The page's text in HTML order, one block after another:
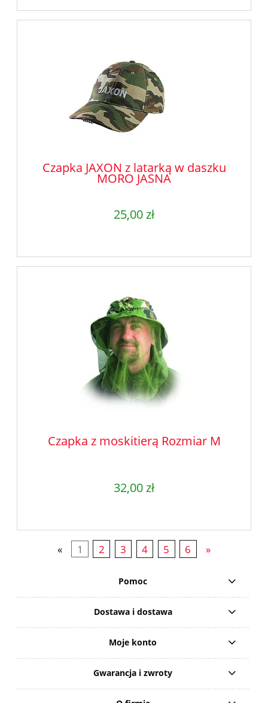
Czapka JAXON z latarką w daszku
MORO JASNA
25,00 zł
Czapka z moskitierą Rozmiar M
32,00 zł
« 1 2 3 4 5 6 »
Pomoc
Dostawa i dostawa
Moje konto
Gwarancja i zwroty